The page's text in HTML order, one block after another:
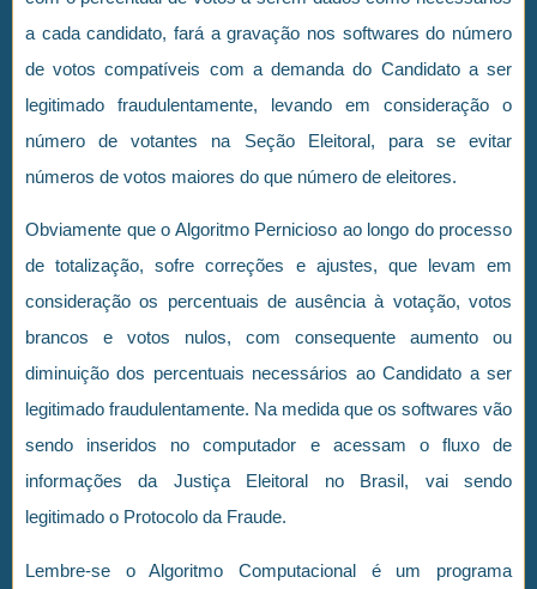
a cada candidato, fará a gravação nos softwares do número
de votos compatíveis com a demanda do Candidato a ser
legitimado fraudulentamente, levando em consideração o
número de votantes na Seção Eleitoral, para se evitar
números de votos maiores do que número de eleitores.
Obviamente que o Algoritmo Pernicioso ao longo do processo
de totalização, sofre correções e ajustes, que levam em
consideração os percentuais de ausência à votação, votos
brancos e votos nulos, com consequente aumento ou
diminuição dos percentuais necessários ao Candidato a ser
legitimado fraudulentamente. Na medida que os softwares vão
sendo inseridos no computador e acessam o fluxo de
informações da Justiça Eleitoral no Brasil, vai sendo
legitimado o Protocolo da Fraude.
Lembre-se o Algoritmo Computacional é um programa